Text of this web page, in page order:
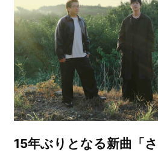
15年ぶりとなる新曲「